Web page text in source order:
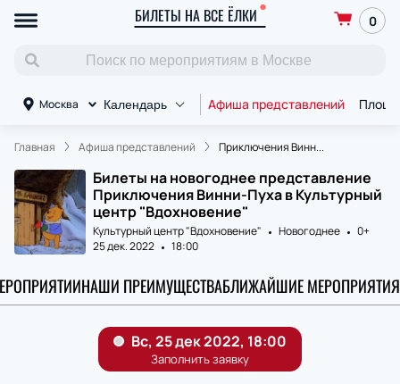
БИЛЕТЫ НА ВСЕ ЁЛКИ 0
Москва Календарь Афиша представлений
Главная Афиша представлений Приключения Винн...
Билеты на новогоднее представление
Приключения Винни-Пуха в Культурный
центр "Вдохновение"
Культурный центр "Вдохновение" Новогоднее
0+
25 дек. 2022
18:00
НАШИ ПРЕИМУЩЕСТВАБЛИЖАЙШИЕ МЕРОПРИЯТИЯ